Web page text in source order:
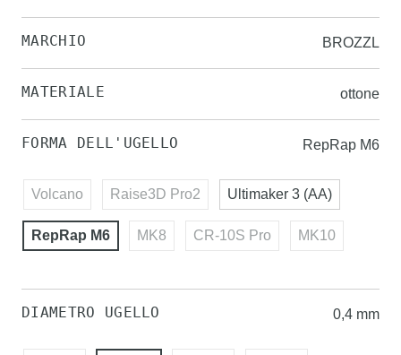
MARCHIO BROZZL
MATERIALE ottone
FORMA DELL'UGELLO RepRap M6
Volcano Raise3D Pro2 Ultimaker 3 (AA)
RepRap M6 MK8 CR-10S Pro MK10
DIAMETRO UGELLO 0,4 mm